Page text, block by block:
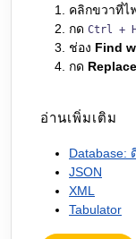
คลิกขวาที่ไ
กด Ctrl + H
ช่อง Find
กด
อ่านเพิ่มเติม
Database:
JSON
XML
Tabulator